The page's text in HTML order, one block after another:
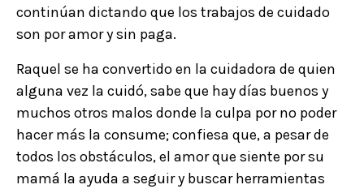
continúan dictando que los trabajos de cuidado
son por amor y sin paga.
Raquel se ha convertido en la cuidadora de quien
alguna vez la cuidó, sabe que hay días buenos y
muchos otros malos donde la culpa por no poder
hacer más la consume; confiesa que, a pesar de
todos los obstáculos, el amor que siente por su
mamá la ayuda a seguir y buscar herramientas